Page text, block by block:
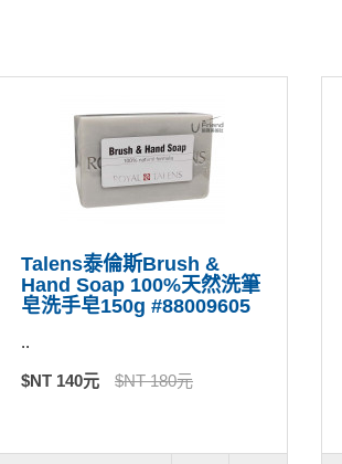
Talens泰倫斯Brush &
Hand Soap 100%天然洗筆
皂洗手皂150g #88009605
..
$NT 140元 $NT 180元